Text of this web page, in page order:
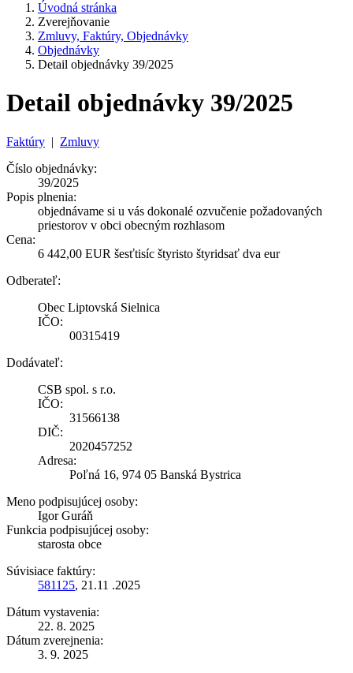
Úvodná stránka
Zverejňovanie
Zmluvy, Faktúry, Objednávky
Objednávky
Detail objednávky 39/2025
Detail objednávky 39/2025
Faktúry | Zmluvy
Číslo objednávky:
39/2025
Popis plnenia:
objednávame si u vás dokonalé ozvučenie požadovaných
priestorov v obci obecným rozhlasom
Cena:
6 442,00 EUR šesťtisíc štyristo štyridsať dva eur
Odberateľ:
Obec Liptovská Sielnica
IČO:
00315419
Dodávateľ:
CSB spol. s r.o.
IČO:
31566138
DIČ:
2020457252
Adresa:
Poľná 16, 974 05 Banská Bystrica
Meno podpisujúcej osoby:
Igor Guráň
Funkcia podpisujúcej osoby:
starosta obce
Súvisiace faktúry:
581125, 21.11 .2025
Dátum vystavenia:
22. 8. 2025
Dátum zverejnenia:
3. 9. 2025